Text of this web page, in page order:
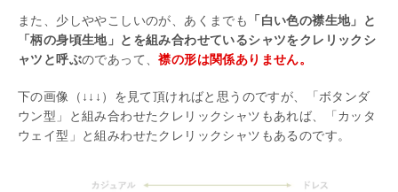
また、少しややこしいのが、あくまでも
「白い色の襟生地」と
「柄の身頃生地」とを組み合わせているシャツをクレリックシ
ャツと呼ぶのであって、襟の形は関係ありません。
下の画像（↓↓↓）を見て頂ければと思うのですが、「ボタンダ
ウン型」と組み合わせたクレリックシャツもあれば、「カッタ
ウェイ型」と組みわせたクレリックシャツもあるのです。